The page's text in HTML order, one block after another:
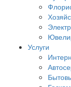
Услуги